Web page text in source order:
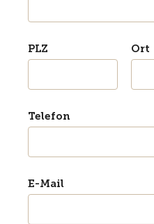
PLZ Ort
Telefon
E-Mail